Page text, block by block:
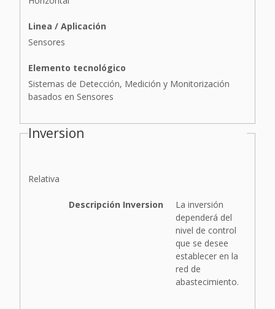
Linea / Aplicación
Sensores
Elemento tecnológico
Sistemas de Detección, Medición y Monitorización
basados en Sensores
Inversion
IRelativa
Descripción Inversion
La inversión
dependerá del
nivel de control
que se desee
establecer en la
red de
abastecimiento.